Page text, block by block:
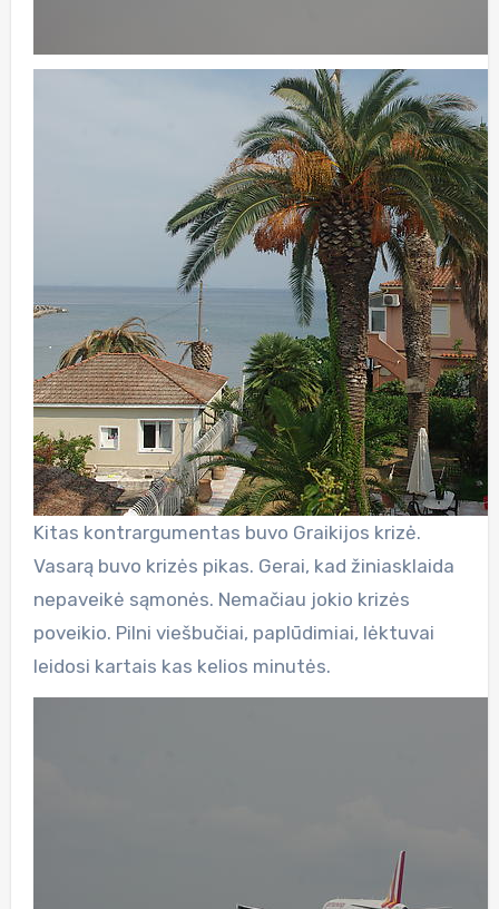
Kitas kontrargumentas buvo Graikijos krizė.
Vasarą buvo krizės pikas. Gerai, kad žiniasklaida
nepaveikė sąmonės. Nemačiau jokio krizės
poveikio. Pilni viešbučiai, paplūdimiai, lėktuvai
leidosi kartais kas kelios minutės.